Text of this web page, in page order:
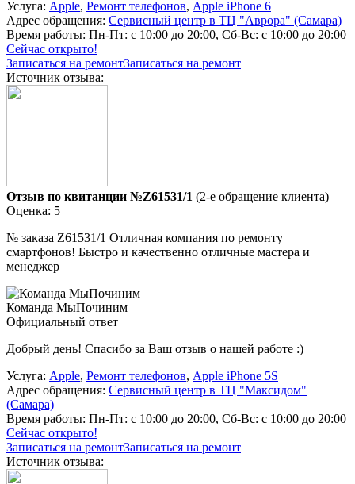
Услуга: Apple, Ремонт телефонов, Apple iPhone 6
Адрес обращения: Сервисный центр в ТЦ "Аврора" (Самара)
Время работы: Пн-Пт: с 10:00 до 20:00, Сб-Вс: с 10:00 до 20:00
Сейчас открыто!
Записаться на ремонтЗаписаться на ремонт
Источник отзыва:
Отзыв по квитанции №Z61531/1 (2-е обращение клиента)
Оценка: 5
№ заказа Z61531/1 Отличная компания по ремонту
смартфонов! Быстро и качественно отличные мастера и
менеджер
Команда МыПочиним
Официальный ответ
Добрый день! Спасибо за Ваш отзыв о нашей работе :)
Услуга: Apple, Ремонт телефонов, Apple iPhone 5S
Адрес обращения: Сервисный центр в ТЦ "Максидом"
(Самара)
Время работы: Пн-Пт: с 10:00 до 20:00, Сб-Вс: с 10:00 до 20:00
Сейчас открыто!
Записаться на ремонтЗаписаться на ремонт
Источник отзыва: